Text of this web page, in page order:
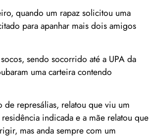
quando um rapaz solicitou uma
para apanhar mais dois amigos
sendo socorrido até a UPA da
uma carteira contendo
represálias, relatou que viu um
indicada e a mãe relatou que
mas anda sempre com um